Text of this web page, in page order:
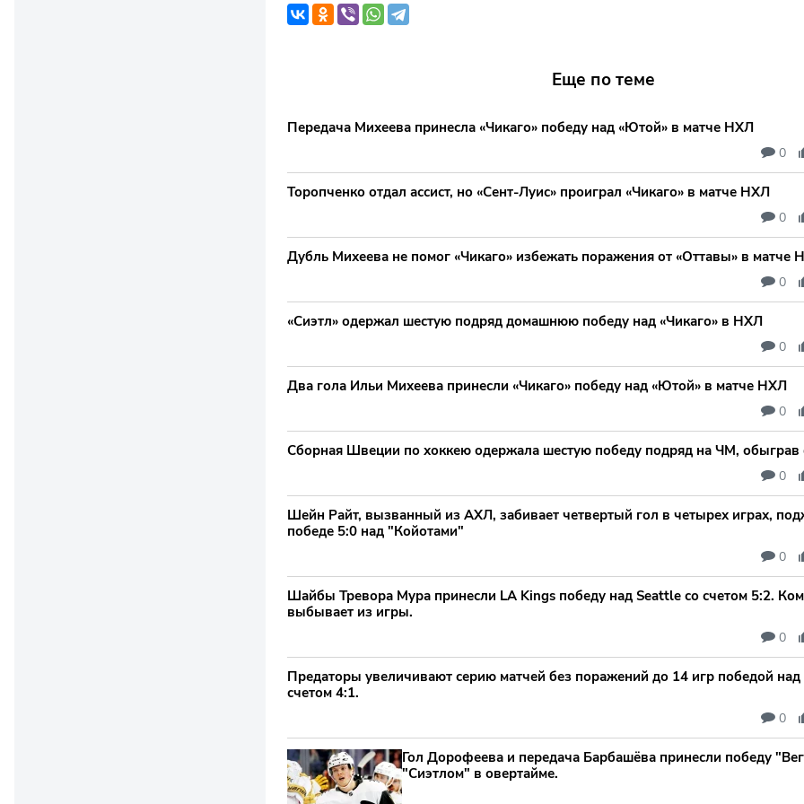
Еще по теме
Передача Михеева принесла «Чикаго» победу над «Ютой» в матче НХЛ
0
Торопченко отдал ассист, но «Сент-Луис» проиграл «Чикаго» в матче НХЛ
0
Дубль Михеева не помог «Чикаго» избежать поражения от «Оттавы» в матче
0
«Сиэтл» одержал шестую подряд домашнюю победу над «Чикаго» в НХЛ
0
Два гола Ильи Михеева принесли «Чикаго» победу над «Ютой» в матче НХЛ
0
Сборная Швеции по хоккею одержала шестую победу подряд на ЧМ,
0
Шейн Райт, вызванный из АХЛ, забивает четвертый гол в четырех играх,
победе 5:0 над "Койотами"
0
Шайбы Тревора Мура принесли LA Kings победу над Seattle со счетом 5:2.
выбывает из игры.
0
Предаторы увеличивают серию матчей без поражений до 14 игр победой
счетом 4:1.
0
Гол Дорофеева и передача Барбашёва принесли победу
"Сиэтлом" в овертайме.